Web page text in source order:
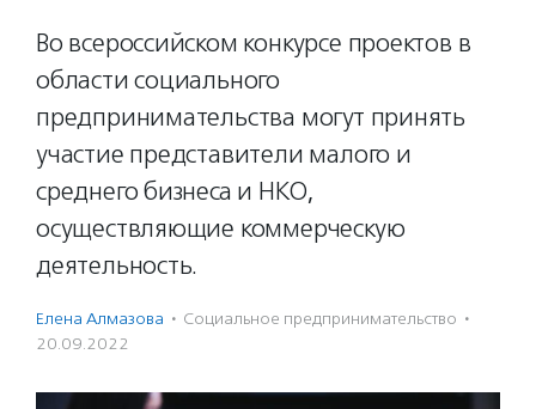
Во всероссийском конкурсе проектов в
области социального
предпринимательства могут принять
участие представители малого и
среднего бизнеса и НКО,
осуществляющие коммерческую
деятельность.
Елена Алмазова · Социальное предпри­нима­тель­ство ·
20.09.2022